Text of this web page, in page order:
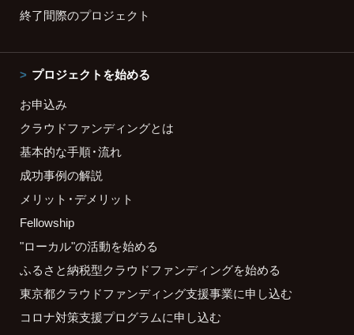
終了間際のプロジェクト
プロジェクトを始める
お申込み
クラウドファンディングとは
基本的な手順・流れ
成功事例の解説
メリット・デメリット
Fellowship
"ローカル"の活動を始める
ふるさと納税型クラウドファンディングを始める
東京都クラウドファンディング支援事業に申し込む
コロナ対策支援プログラムに申し込む